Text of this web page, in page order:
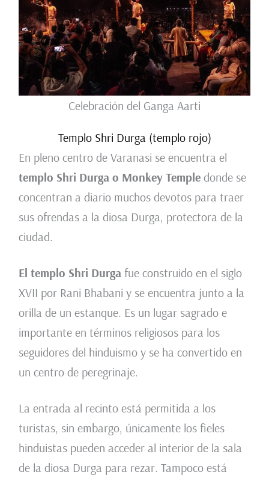
Celebración del Ganga Aarti
Templo Shri Durga (templo rojo)
En pleno centro de Varanasi se encuentra el
templo Shri Durga o Monkey Templedonde se
concentran a diario muchos devotos para traer
sus ofrendas a la diosa Durga, protectora de la
ciudad.
El templo Shri Durgafue construido en el siglo
XVII por Rani Bhabani y se encuentra junto a la
orilla de un estanque. Es un lugar sagrado e
importante en términos religiosos para los
seguidores del hinduismo y se ha convertido en
un centro de peregrinaje.
La entrada al recinto está permitida a los
turistas, sin embargo, únicamente los fieles
hinduistas pueden acceder al interior de la sala
de la diosa Durga para rezar. Tampoco está